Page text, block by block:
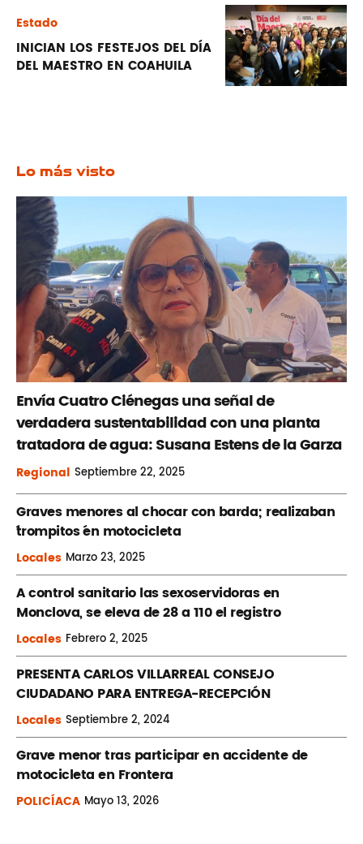
Estado
INICIAN LOS FESTEJOS DEL DÍA
DEL MAESTRO EN COAHUILA
Lo más visto
Envía Cuatro Ciénegas una señal de
verdadera sustentabilidad con una planta
tratadora de agua: Susana Estens de la Garza
Regional Septiembre22, 2025
Graves menores al chocar con barda; realizaban
´trompitos ´en motocicleta
Locales Marzo23, 2025
A control sanitario las sexoservidoras en
Monclova, se eleva de 28 a 110 el registro
Locales Febrero2, 2025
PRESENTA CARLOS VILLARREAL CONSEJO
CIUDADANO PARA ENTREGA-RECEPCIÓN
Locales Septiembre2, 2024
Grave menor tras participar en accidente de
motocicleta en Frontera
POLICÍACA Mayo13, 2026